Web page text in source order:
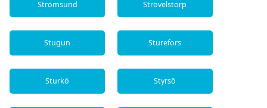
Strömsund Strövelstorp
Stugun Sturefors
Sturkö Styrsö